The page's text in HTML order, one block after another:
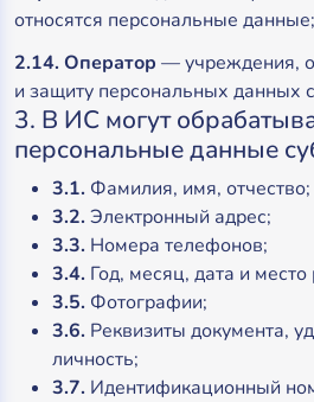
относятся персональные данные;
2.14. Оператор — учреждения,
и защиту персональных данных
3. В ИС могут
персональные данные
3.1. Фамилия, имя, отчество;
3.2. Электронный адрес;
3.3. Номера телефонов;
3.4. Год, месяц, дата и
3.5. Фотографии;
3.6. Реквизиты документа,
личность;
3.7. Идентификационный